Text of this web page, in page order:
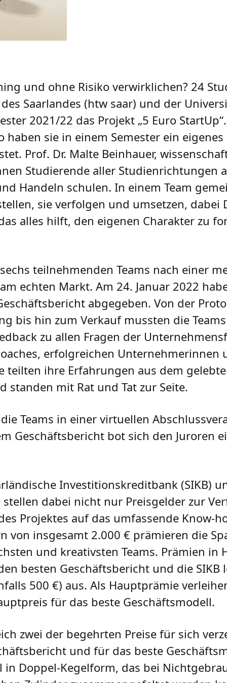
und ohne Risiko verwirklichen? 24
Saarlandes (htw saar) und der
2021/22 das Projekt „5 Euro
sie in einem Semester ein
Prof. Dr. Malte Beinhauer,
Studierende aller Studienrichtungen
Handeln schulen. In einem Team
sie verfolgen und umsetzen, dabei
alles hilft, den eigenen Charakter zu
teilnehmenden Teams nach einer
echten Markt. Am 24. Januar 2022
abgegeben. Von der
bis hin zum Verkauf mussten die
zu allen Fragen der
erfolgreichen Unternehmerinnen
teilten ihre Erfahrungen aus dem
standen mit Rat und Tat zur Seite.
Teams in einer virtuellen
Geschäftsbericht bot sich den Juroren
Investitionskreditbank (SIKB)
dabei nicht nur Preisgelder zur
Projektes auf das umfassende Know-
insgesamt 2.000 € prämieren die
und kreativsten Teams. Prämien in
besten Geschäftsbericht und die SIKB
500 €) aus. Als Hauptprämie
für das beste Geschäftsmodell.
zwei der begehrten Preise für sich
und für das beste
Doppel-Kegelform, das bei